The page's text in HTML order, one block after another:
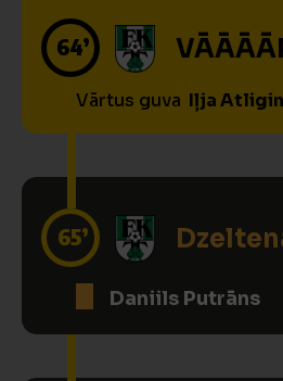
64’
Vārtus guva Iļja
65’
Daniils Putrāns